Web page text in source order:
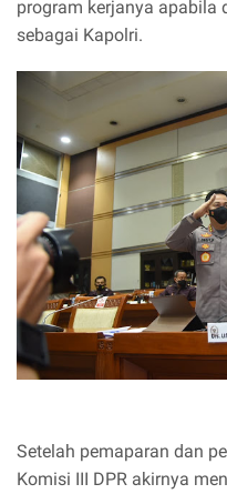
program kerjanya apabila
sebagai Kapolri.
Setelah pemaparan dan
Komisi III DPR akirnya